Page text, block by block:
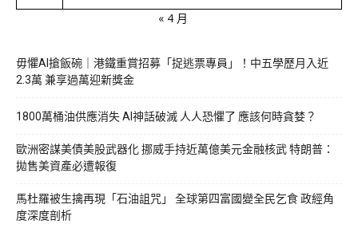
« 4 月
毋懼AI搶飯碗｜港鐵重賞招募「捉逃票專員」！中五學歷月入近
2.3萬 兼享過萬迎新獎金
1800萬桶油供應消失 AI神話破滅 人人恐懼了 應該何時貪婪？
歐洲密謀美債美股武器化 挪威手持近萬億美元金融核武 特朗普：
拋售美資產必遭報復
馬杜羅被生擒再現「石油詛咒」 全球第四富國變全民乞食 政經角
度深度剖析